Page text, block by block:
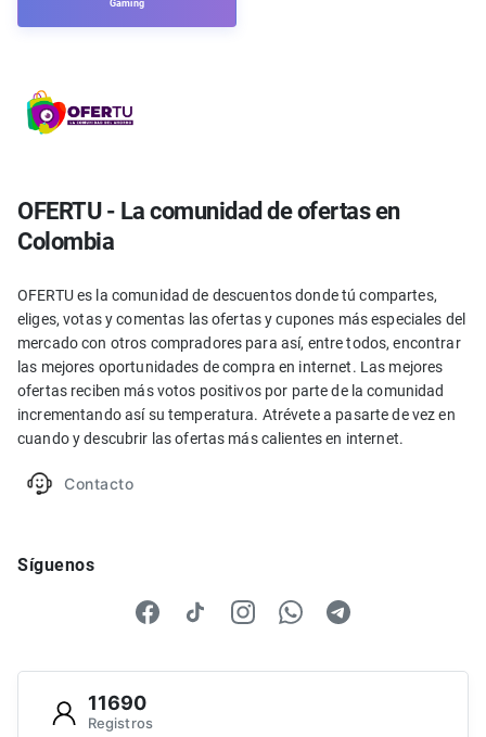
Gaming
OFERTU - La comunidad de ofertas en
Colombia
OFERTU es la comunidad de descuentos donde tú compartes,
eliges, votas y comentas las ofertas y cupones más especiales del
mercado con otros compradores para así, entre todos, encontrar
las mejores oportunidades de compra en internet. Las mejores
ofertas reciben más votos positivos por parte de la comunidad
incrementando así su temperatura. Atrévete a pasarte de vez en
cuando y descubrir las ofertas más calientes en internet.
Contacto
Síguenos
11690
Registros